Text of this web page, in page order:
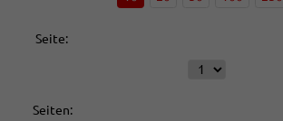
Seite:
Seiten: